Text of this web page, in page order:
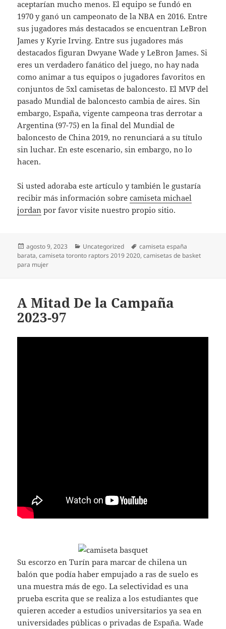
aceptarían mucho menos. El equipo se fundó en
1970 y ganó un campeonato de la NBA en 2016. Entre
sus jugadores más destacados se encuentran LeBron
James y Kyrie Irving. Entre sus jugadores más
destacados figuran Dwyane Wade y LeBron James. Si
eres un verdadero fanático del juego, no hay nada
como animar a tus equipos o jugadores favoritos en
conjuntos de 5xl camisetas de baloncesto. El MVP del
pasado Mundial de baloncesto cambia de aires. Sin
embargo, España, vigente campeona tras derrotar a
Argentina (97-75) en la final del Mundial de
baloncesto de China 2019, no renunciará a su título
sin luchar. En este escenario, sin embargo, no lo
hacen.
Si usted adoraba este artículo y también le gustaría
recibir más información sobrecamiseta michael
jordan por favor visite nuestro propio sitio.
Publicado
el
agosto 9, 2023 Categorías
Uncategorized Etiquetas
camiseta españa
barata,camiseta toronto raptors 2019 2020,camisetas de basket
para mujer
A Mitad De la Campaña
2023-97
Su escorzo en Turín para marcar de chilena un
balón que podía haber empujado a ras de suelo es
una muestra más de ego. La selectividad es una
prueba escrita que se realiza a los estudiantes que
quieren acceder a estudios universitarios ya sea en
universidades públicas o privadas de España. Wade